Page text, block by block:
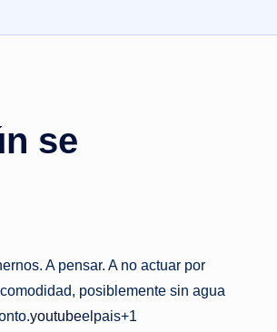
se
A pensar. A no actuar por
posiblemente sin agua
youtubeelpais+1